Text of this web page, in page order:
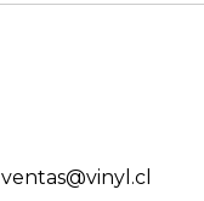
ventas@vinyl.cl